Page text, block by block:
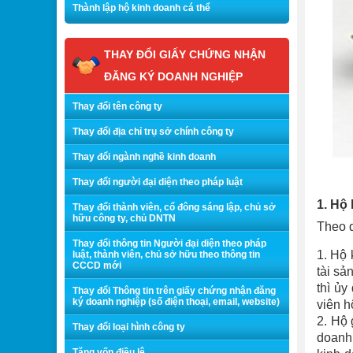
1. Hộ
Theo
1. Hộ
tài
thì ủy
viên
2. Hộ
Thành lập hộ kinh doanh cá thể
THAY ĐỔI GIẤY CHỨNG NHẬN
ĐĂNG KÝ DOANH NGHIỆP
Thay đổi tên công ty
Thay đổi địa chỉ trụ sở chính công ty
Thay đổi ngành nghề kinh doanh
Thay đổi người đại diện theo pháp luật
Thay đổi thành viên, cổ đông sáng lập, chủ sở
hữu công ty, chủ DNTN
Thay đổi thông tin Người đại diện theo pháp
luật, thành viên, chủ sở hữu theo thông tin
CCCD mới
Thay đổi Thông tin trên giấy chứng nhận đăng
ký doanh nghiệp (số điện thoại, email, website)
Thay đổi loại hình công ty